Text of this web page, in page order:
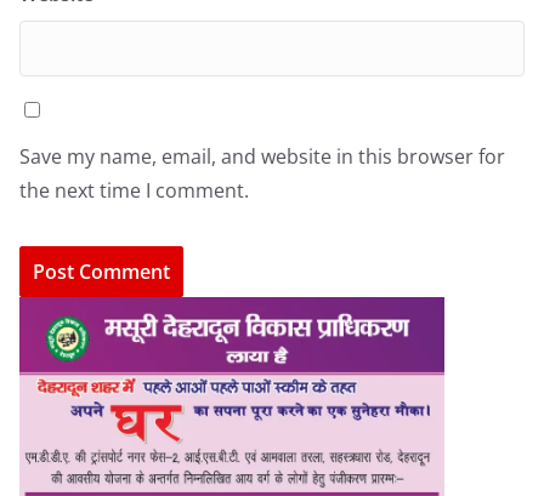
Save my name, email, and website in this browser for
the next time I comment.